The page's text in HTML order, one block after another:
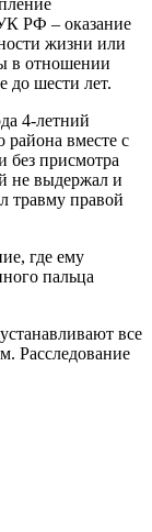
РФ – оказание
жизни или
в отношении
до шести лет.
4-летний
района вместе с
без присмотра
не выдержал и
травму правой
где ему
пальца
все
Расследование